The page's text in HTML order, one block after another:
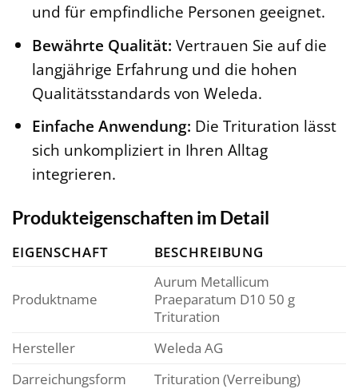
und für empfindliche Personen geeignet.
Bewährte Qualität: Vertrauen Sie auf die
langjährige Erfahrung und die hohen
Qualitätsstandards von Weleda.
Einfache Anwendung: Die Trituration lässt
sich unkompliziert in Ihren Alltag
integrieren.
Produkteigenschaften im Detail
EIGENSCHAFT BESCHREIBUNG
Produktname
Aurum Metallicum
Praeparatum D10 50 g
Trituration
Hersteller
Weleda AG
Darreichungsform
Trituration (Verreibung)